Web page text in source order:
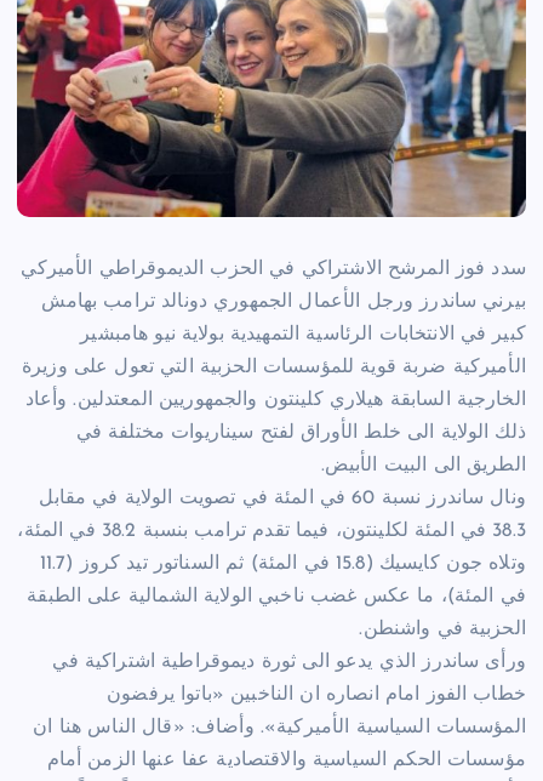
سدد فوز المرشح الاشتراكي في الحزب الديموقراطي الأميركي
بيرني ساندرز ورجل الأعمال الجمهوري دونالد ترامب بهامش
كبير في الانتخابات الرئاسية التمهيدية بولاية نيو هامبشير
الأميركية ضربة قوية للمؤسسات الحزبية التي تعول على وزيرة
الخارجية السابقة هيلاري كلينتون والجمهوريين المعتدلين. وأعاد
ذلك الولاية الى خلط الأوراق لفتح سيناريوات مختلفة في
الطريق الى البيت الأبيض.
ونال ساندرز نسبة 60 في المئة في تصويت الولاية في مقابل
38.3 في المئة لكلينتون، فيما تقدم ترامب بنسبة 38.2 في المئة،
وتلاه جون كايسيك (15.8 في المئة) ثم السناتور تيد كروز (11.7
في المئة)، ما عكس غضب ناخبي الولاية الشمالية على الطبقة
الحزبية في واشنطن.
ورأى ساندرز الذي يدعو الى ثورة ديموقراطية اشتراكية في
خطاب الفوز امام انصاره ان الناخبين «باتوا يرفضون
المؤسسات السياسية الأميركية». وأضاف: «قال الناس هنا ان
مؤسسات الحكم السياسية والاقتصادية عفا عنها الزمن أمام